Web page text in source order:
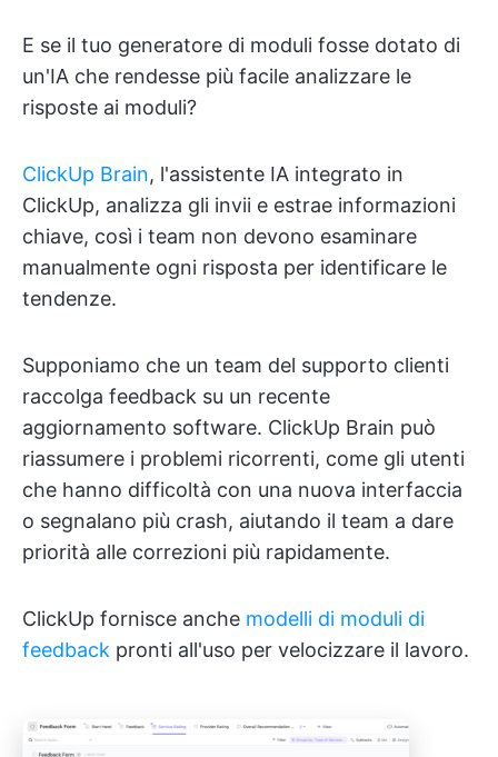
E se il tuo generatore di moduli fosse dotato di
un'IA che rendesse più facile analizzare le
risposte ai moduli?
ClickUp Brain, l'assistente IA integrato in
ClickUp, analizza gli invii e estrae informazioni
chiave, così i team non devono esaminare
manualmente ogni risposta per identificare le
tendenze.
Supponiamo che un team del supporto clienti
raccolga feedback su un recente
aggiornamento software. ClickUp Brain può
riassumere i problemi ricorrenti, come gli utenti
che hanno difficoltà con una nuova interfaccia
o segnalano più crash, aiutando il team a dare
priorità alle correzioni più rapidamente.
ClickUp fornisce anche modelli di moduli di
feedback pronti all'uso per velocizzare il lavoro.